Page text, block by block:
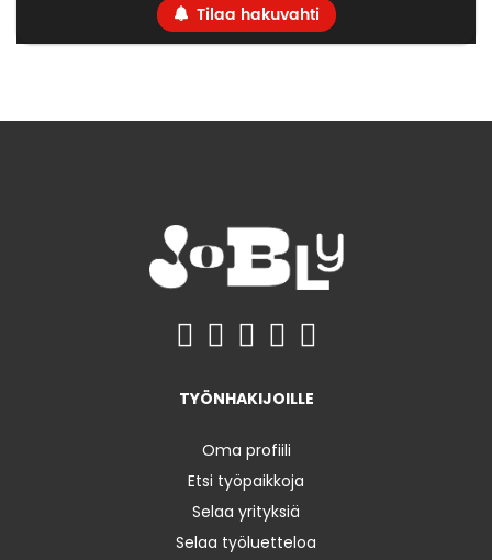
Tilaa hakuvahti
TYÖNHAKIJOILLE
Oma profiili
Etsi työpaikkoja
Selaa yrityksiä
Selaa työluetteloa